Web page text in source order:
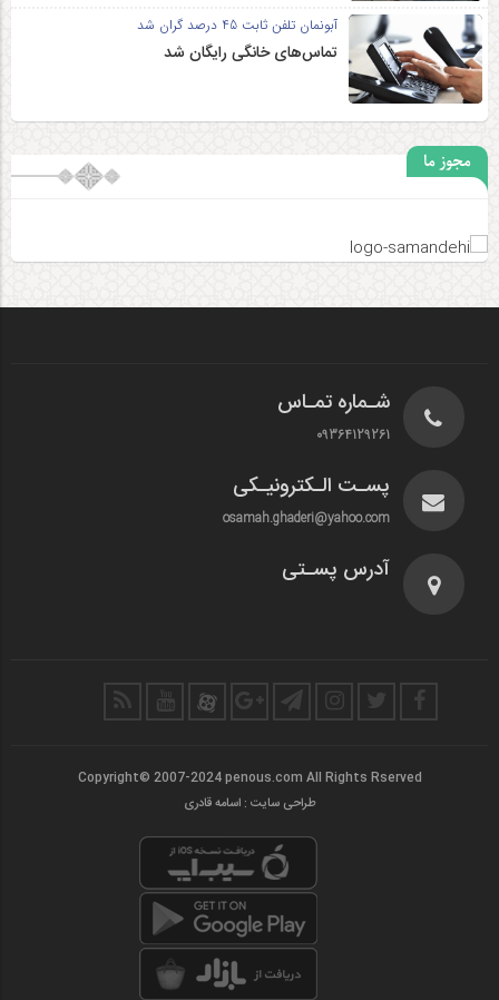
آبونمان تلفن ثابت 45 درصد گران شد
تماس‌های خانگی رایگان شد
مجوز ما
شـماره تمـاس
09364129261
پسـت الـکترونیـکی
osamah.ghaderi@yahoo.com
آدرس پسـتی
Copyright© 2007-2024 penous.com All Rights Rserved
طراحی سایت : اسامه قادری